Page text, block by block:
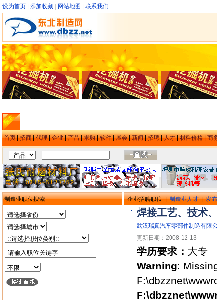
设为首页 添加收藏 网站地图 联系我们
首页|招商|代理|企业|产品|求购|软件|展会|新闻|招聘|人才|材料价格|商
制造业职位搜索 企业招聘职位 |制造业人才|发
焊接工艺、技术
武汉瑞真汽车零部件制造有限
更新日期：2008-12-13
学历要求： 大
Warning: